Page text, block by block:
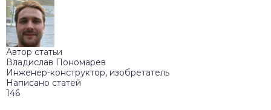
Автор статьи
Владислав Пономарев
Инженер-конструктор, изобретатель
Написано статей
146